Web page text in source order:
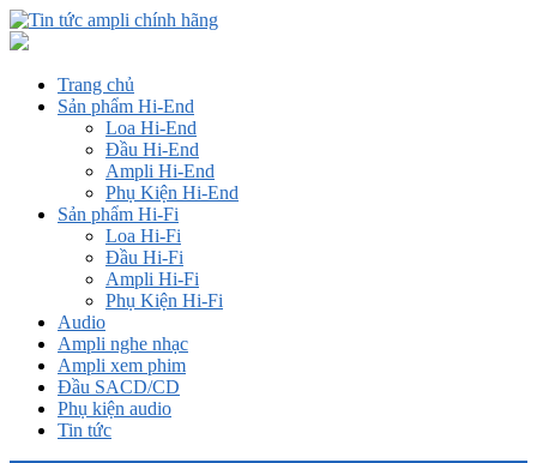
Trang chủ
Sản phẩm Hi-End
Loa Hi-End
Đầu Hi-End
Ampli Hi-End
Phụ Kiện Hi-End
Sản phẩm Hi-Fi
Loa Hi-Fi
Đầu Hi-Fi
Ampli Hi-Fi
Phụ Kiện Hi-Fi
Audio
Ampli nghe nhạc
Ampli xem phim
Đầu SACD/CD
Phụ kiện audio
Tin tức